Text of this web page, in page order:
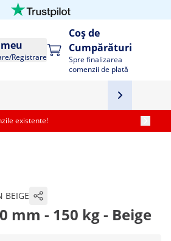
Registrare
Coș de
Cumpărături
Spre finalizarea
comenzii de plată
existente!
BEIGE
mm - 150 kg - Beige